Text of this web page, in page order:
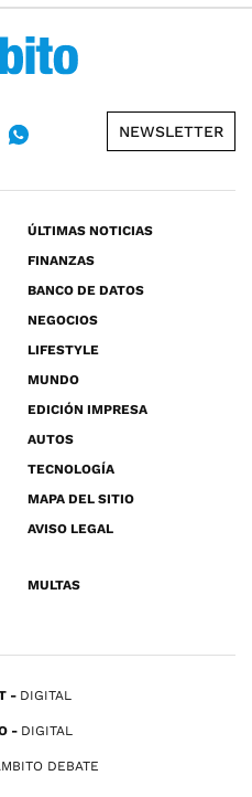
NEWSLETTER
ÚLTIMAS NOTICIAS
FINANZAS
BANCO DE DATOS
NEGOCIOS
LIFESTYLE
MUNDO
EDICIÓN IMPRESA
AUTOS
TECNOLOGÍA
MAPA DEL SITIO
AVISO LEGAL
MULTAS
DIGITAL
DIGITAL
DEBATE